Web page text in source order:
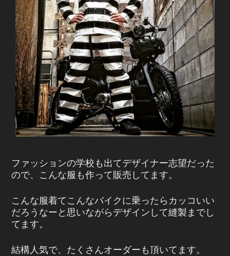
ファッションの学校も出てデザイナー志望だった
ので、こんな服も作って販売してます。
こんな服着てこんなバイクに乗ったらカッコいい
だろうなーと思いながらデザインして縫製までし
てます。
結構人気で、たくさんオーダーも頂いてます。